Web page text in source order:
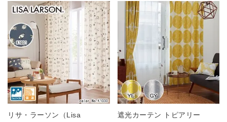
リサ・ラーソン（Lisa
遮光カーテン トピアリー